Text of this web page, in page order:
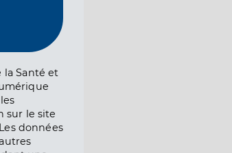
la Santé et
sur le site
données